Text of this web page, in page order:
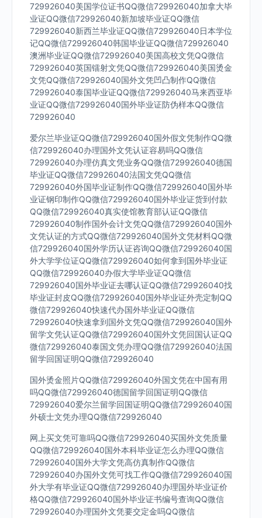
729926040美国学位证书QQ微信729926040加拿大毕
业证QQ微信729926040新加坡毕业证QQ微信
729926040新西兰毕业证QQ微信729926040日本学位
记QQ微信729926040韩国毕业证QQ微信729926040
澳洲毕业证QQ微信729926040美国高校文凭QQ微信
729926040英国镭射文凭QQ微信729926040美国烫金
文凭QQ微信729926040国外文凭凹凸制作QQ微信
729926040泰国毕业证QQ微信729926040马来西亚毕
业证QQ微信729926040国外毕业证防伪样本QQ微信
729926040
爱尔兰毕业证QQ微信729926040国外假文凭制作QQ微
信729926040办理国外文凭认证容易吗QQ微信
729926040办理仿真文凭业务QQ微信729926040德国
毕业证QQ微信729926040法国文凭QQ微信
729926040外国毕业证制作QQ微信729926040国外毕
业证钢印制作QQ微信729926040国外毕业证货到付款
QQ微信729926040真实使馆教育部认证QQ微信
729926040制作国外会计文凭QQ微信729926040国外
文凭认证的方式QQ微信729926040国外文凭材料QQ微
信729926040国外学历认证咨询QQ微信729926040国
外大学学位证QQ微信729926040如何拿到国外毕业证
QQ微信729926040办假大学毕业证QQ微信
729926040国外毕业证去哪认证QQ微信729926040找
毕业证封皮QQ微信729926040国外毕业证外壳定制QQ
微信729926040快速代办国外毕业证QQ微信
729926040快速拿到国外文凭QQ微信729926040国外
留学文凭认证QQ微信729926040国外文凭回国认证QQ
微信729926040泰国文凭办理QQ微信729926040法国
留学回国证明QQ微信729926040
国外烫金照片QQ微信729926040外国文凭在中国有用
吗QQ微信729926040德国留学回国证明QQ微信
729926040爱尔兰留学回国证明QQ微信729926040国
外硕士文凭办理QQ微信729926040
网上买文凭可靠吗QQ微信729926040买国外文凭质量
QQ微信729926040国外本科毕业证怎么办理QQ微信
729926040国外大学文凭高仿真制作QQ微信
729926040办国外文凭可找工作QQ微信729926040国
外大学有毕业证QQ微信729926040办理国外毕业证价
格QQ微信729926040国外毕业证书编号查询QQ微信
729926040办理国外文凭要交定金吗QQ微信